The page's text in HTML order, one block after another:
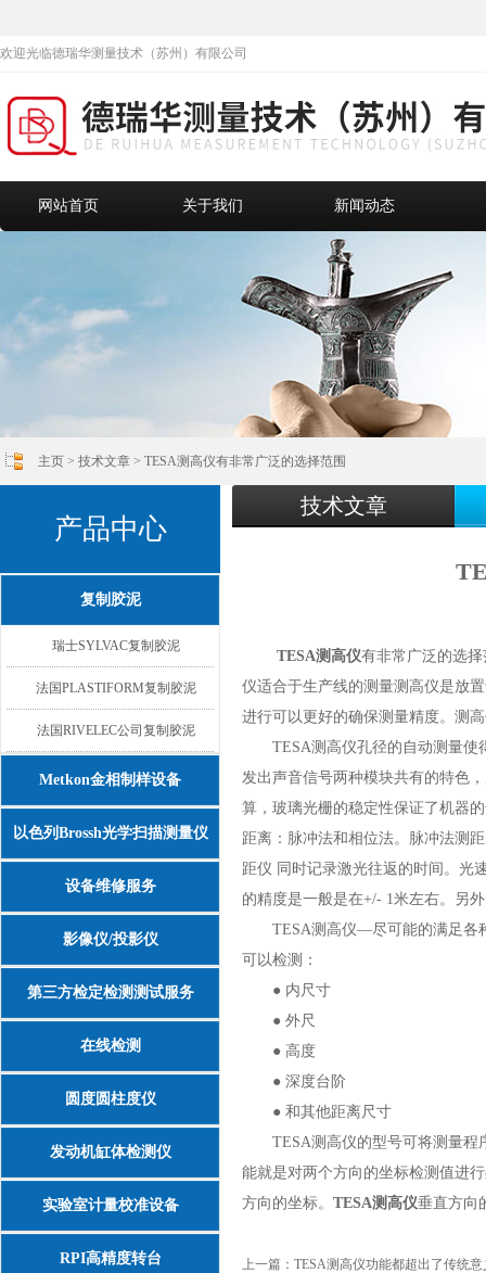
欢迎光临德瑞华测量技术（苏州）有限公司
网站首页 关于我们 新闻动态
主页 > 技术文章 > TESA测高仪有非常广泛的选择范围
产品中心
复制胶泥
瑞士SYLVAC复制胶泥
法国PLASTIFORM复制胶泥
法国RIVELEC公司复制胶泥
Metkon金相制样设备
以色列Brossh光学扫描测量仪
设备维修服务
影像仪/投影仪
第三方检定检测测试服务
在线检测
圆度圆柱度仪
发动机缸体检测仪
实验室计量校准设备
RPI高精度转台
技术文章
TESA测高仪有非常广泛的选
仪适合于生产线的测量测高仪是放
进行可以更好的确保测量精度。测
TESA测高仪孔径的自动测量使
发出声音信号两种模块共有的特色
算，玻璃光栅的稳定性保证了机器
距离：脉冲法和相位法。脉冲法测
距仪 同时记录激光往返的时间。光
的精度是一般是在+/- 1米左右。另
TESA测高仪—尽可能的满足各种
可以检测：
● 内尺寸
● 外尺
● 高度
● 深度台阶
● 和其他距离尺寸
TESA测高仪的型号可将测量程
能就是对两个方向的坐标检测值进
方向的坐标。 TESA测高仪垂直方向
上一篇： TESA测高仪功能都超出了传统